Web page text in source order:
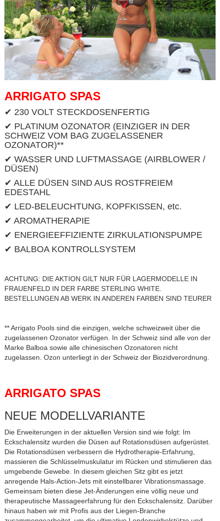
ARRIGATO SPAS
✔ 230 VOLT STECKDOSENFERTIG
✔ PLATINUM OZONATOR (EINZIGER IN DER
SCHWEIZ VOM BAG ZUGELASSENER
OZONATOR)**
✔ WASSER UND LUFTMASSAGE (AIRBLOWER /
DÜSEN)
✔ ALLE DÜSEN SIND AUS ROSTFREIEM
EDESTAHL
✔ LED-BELEUCHTUNG, KOPFKISSEN, etc.
✔ AROMATHERAPIE
✔ ENERGIEEFFIZIENTE ZIRKULATIONSPUMPE
✔ BALBOA KONTROLLSYSTEM
ACHTUNG: DIE AKTION GILT NUR FÜR LAGERMODELLE IN
FRAUENFELD IN DER FARBE STERLING WHITE.
BESTELLUNGEN AB WERK IN ANDEREN FARBEN SIND TEURER
** Arrigato Pools sind die einzigen, welche schweizweit über die
zugelassenen Ozonator verfügen. In der Schweiz sind alle von der
Marke Balboa sowie alle chinesischen Ozonatoren nicht
zugelassen. Ozon unterliegt in der Schweiz der Biozidverordnung.
ARRIGATO SPAS
NEUE MODELLVARIANTE
Die Erweiterungen in der aktuellen Version sind wie folgt: Im
Eckschalensitz wurden die Düsen auf Rotationsdüsen aufgerüstet.
Die Rotationsdüsen verbessern die Hydrotherapie-Erfahrung,
massieren die Schlüsselmuskulatur im Rücken und stimulieren das
umgebende Gewebe. In diesem gleichen Sitz gibt es jetzt
anregende Hals-Action-Jets mit einstellbarer Vibrationsmassage.
Gemeinsam bieten diese Jet-Änderungen eine völlig neue und
therapeutische Massageerfahrung für den Eckschalensitz. Darüber
hinaus haben wir mit Profis aus der Liegen-Branche